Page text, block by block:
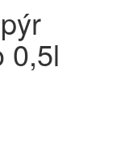
0,5l